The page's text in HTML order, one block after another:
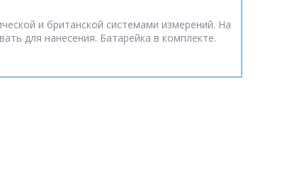
и британской системами измерений. На
для нанесения. Батарейка в комплекте.